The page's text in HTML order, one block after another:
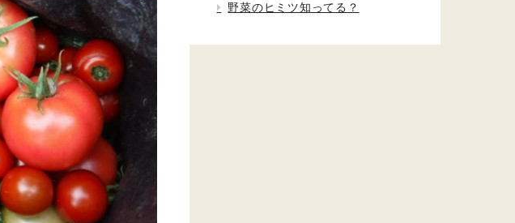
野菜のヒミツ知ってる？